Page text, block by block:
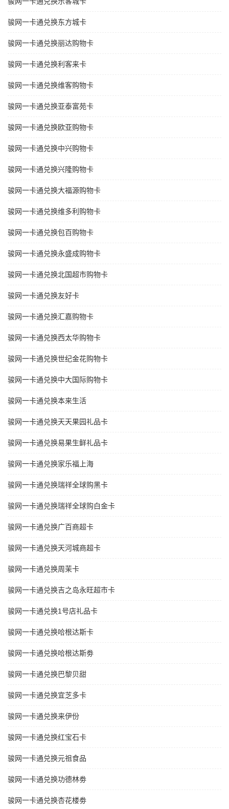
骏网一卡通兑换东方城卡
骏网一卡通兑换丽达购物卡
骏网一卡通兑换利客来卡
骏网一卡通兑换维客购物卡
骏网一卡通兑换亚泰富苑卡
骏网一卡通兑换欧亚购物卡
骏网一卡通兑换中兴购物卡
骏网一卡通兑换兴隆购物卡
骏网一卡通兑换大福源购物卡
骏网一卡通兑换维多利购物卡
骏网一卡通兑换包百购物卡
骏网一卡通兑换永盛成购物卡
骏网一卡通兑换北国超市购物卡
骏网一卡通兑换友好卡
骏网一卡通兑换汇嘉购物卡
骏网一卡通兑换西太华购物卡
骏网一卡通兑换世纪金花购物卡
骏网一卡通兑换中大国际购物卡
骏网一卡通兑换本来生活
骏网一卡通兑换天天果园礼品卡
骏网一卡通兑换易果生鲜礼品卡
骏网一卡通兑换家乐福上海
骏网一卡通兑换瑞祥全球购黑卡
骏网一卡通兑换瑞祥全球购白金卡
骏网一卡通兑换广百商超卡
骏网一卡通兑换天河城商超卡
骏网一卡通兑换周茉卡
骏网一卡通兑换吉之岛永旺超市卡
骏网一卡通兑换1号店礼品卡
骏网一卡通兑换哈根达斯卡
骏网一卡通兑换哈根达斯劵
骏网一卡通兑换巴黎贝甜
骏网一卡通兑换宜芝多卡
骏网一卡通兑换来伊份
骏网一卡通兑换红宝石卡
骏网一卡通兑换元祖食品
骏网一卡通兑换功德林劵
骏网一卡通兑换杏花楼劵